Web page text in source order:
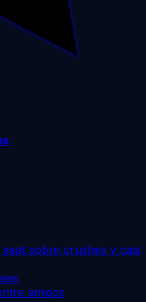
sobre crushes y casi
amigos